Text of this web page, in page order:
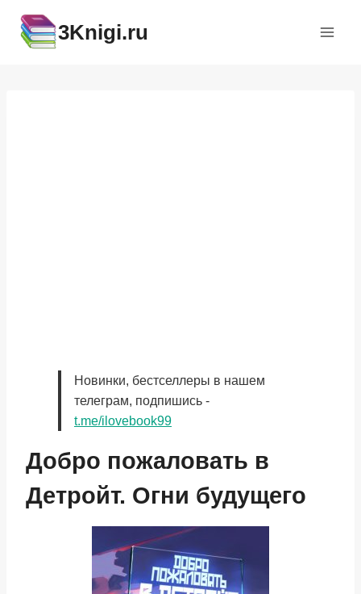
содержимому
3Knigi.ru
Новинки, бестселлеры в нашем
телеграм, подпишись -
t.me/ilovebook99
Добро пожаловать в
Детройт. Огни будущего